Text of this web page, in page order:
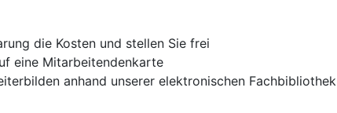
die Kosten und stellen Sie frei
eine Mitarbeitendenkarte
anhand unserer elektronischen Fachbibliothek